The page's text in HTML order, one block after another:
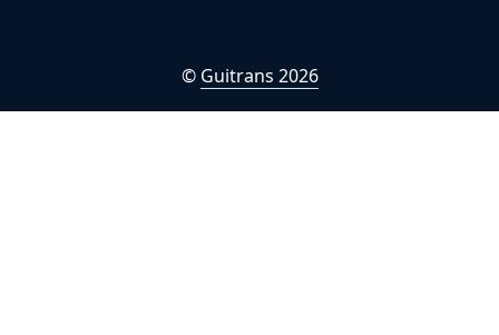
© Guitrans 2026